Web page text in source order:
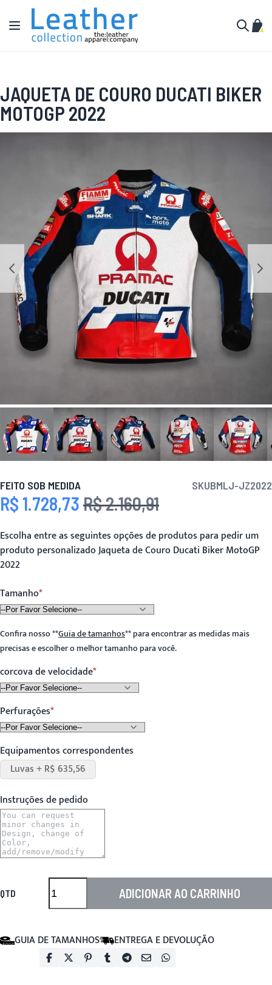
Pular para o conteúdo
Alternar Nav
JAQUETA DE COURO DUCATI BIKER
MOTOGP 2022
FEITO SOB MEDIDA SKUBMLJ-JZ2022
Preço Especial
R$ 1.728,73 Preço
R$ 2.160,91
Escolha entre as seguintes opções de produtos para pedir um
produto personalizado Jaqueta de Couro Ducati Biker MotoGP
2022
Tamanho
Confira nosso**Guia de tamanhos**para encontrar as medidas mais
precisas e escolher o melhor tamanho para você.
corcova de velocidade
Perfurações
Equipamentos correspondentes
Luvas + R$ 635,56
Instruções de pedido
QTD ADICIONAR AO CARRINHO
GUIA DE TAMANHOS ENTREGA E DEVOLUÇÃO